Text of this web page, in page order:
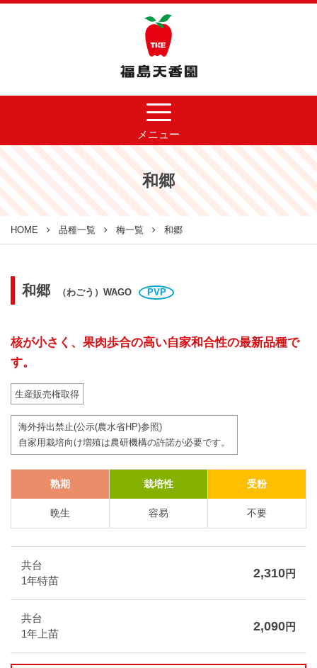
メニュー
和郷
HOME 品種一覧 梅一覧 和郷
和郷 （わごう）WAGO PVP
核が小さく、果肉歩合の高い自家和合性の最新品種で
す。
生産販売権取得
海外持出禁止(公示(農水省HP)参照)
自家用栽培向け増殖は農研機構の許諾が必要です。
熟期 栽培性 受粉
晩生 容易 不要
共台
1年特苗
2,310円
共台
1年上苗
2,090円